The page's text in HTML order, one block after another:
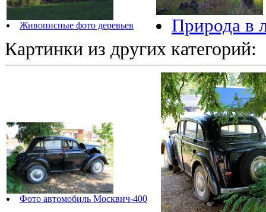
Живописные фото деревьев Природа в
Картинки из других категорий:
Фото автомобиль Москвич-400